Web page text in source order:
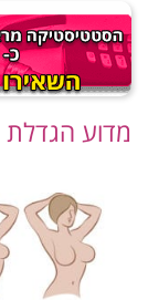
מדוע הגדלת